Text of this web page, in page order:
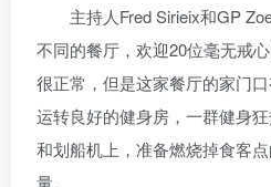
主持人Fred Sirieix和GP
不同的餐厅，欢迎20位毫无戒
很正常，但是这家餐厅的家门
运转良好的健身房，一群健身
和划船机上，准备燃烧掉食客
量。